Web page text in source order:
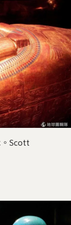
。Scott